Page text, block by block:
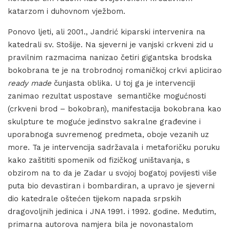
katarzom i duhovnom vježbom.
Ponovo ljeti, ali 2001., Jandrić kiparski intervenira na
katedrali sv. Stošije. Na sjeverni je vanjski crkveni zid u
pravilnim razmacima nanizao četiri gigantska brodska
bokobrana te je na trobrodnoj romaničkoj crkvi aplicirao
ready made čunjasta oblika. U toj ga je intervenciji
zanimao rezultat uspostave semantičke mogućnosti
(crkveni brod – bokobran), manifestacija bokobrana kao
skulpture te moguće jedinstvo sakralne građevine i
uporabnoga suvremenog predmeta, oboje vezanih uz
more. Ta je intervencija sadržavala i metaforičku poruku
kako zaštititi spomenik od fizičkog uništavanja, s
obzirom na to da je Zadar u svojoj bogatoj povijesti više
puta bio devastiran i bombardiran, a upravo je sjeverni
dio katedrale oštećen tijekom napada srpskih
dragovoljnih jedinica i JNA 1991. i 1992. godine. Međutim,
primarna autorova namjera bila je novonastalom